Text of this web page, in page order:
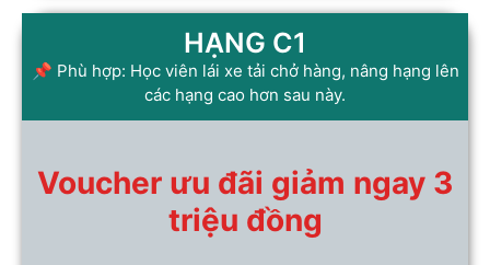
HẠNG C1
📌 Phù hợp: Học viên lái xe tải chở hàng, nâng hạng lên
các hạng cao hơn sau này.
Voucher ưu đãi giảm ngay 3
triệu đồng